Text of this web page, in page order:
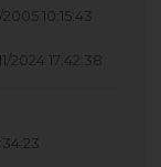
2005 10:15:43
2024 17:42:38